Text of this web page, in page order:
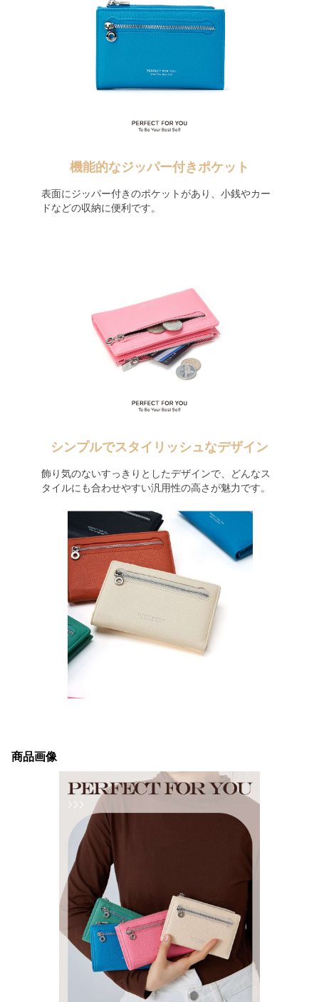
機能的なジッパー付きポケット
表面にジッパー付きのポケットがあり、小銭やカー
ドなどの収納に便利です。
シンプルでスタイリッシュなデザイン
飾り気のないすっきりとしたデザインで、どんなス
タイルにも合わせやすい汎用性の高さが魅力です。
商品画像